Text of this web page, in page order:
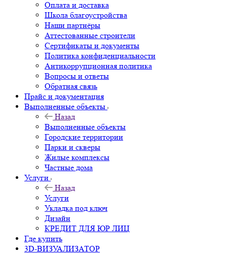
Оплата и доставка
Школа благоустройства
Наши партнёры
Аттестованные строители
Сертификаты и документы
Политика конфиденциальности
Антикоррупционная политика
Вопросы и ответы
Обратная связь
Прайс и документация
Выполненные объекты
Назад
Выполненные объекты
Городские территории
Парки и скверы
Жилые комплексы
Частные дома
Услуги
Назад
Услуги
Укладка под ключ
Дизайн
КРЕДИТ ДЛЯ ЮР ЛИЦ
Где купить
3D-ВИЗУАЛИЗАТОР